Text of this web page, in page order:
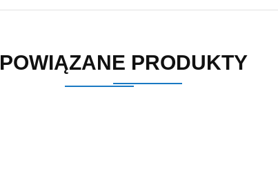
POWIĄZANE PRODUKTY